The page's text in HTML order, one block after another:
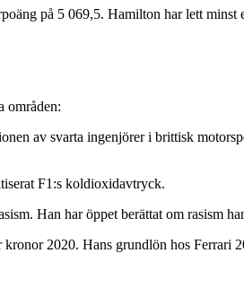
på 5 069,5. Hamilton har lett minst
områden:
av svarta ingenjörer i brittisk
F1:s koldioxidavtryck.
Han har öppet berättat om rasism
2020. Hans grundlön hos Ferrari